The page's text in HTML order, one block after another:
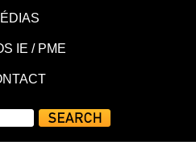
IE / PME